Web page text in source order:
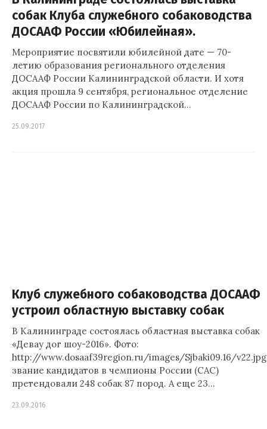
собак Клуба служебного собаководства
ДОСААФ России «Юбилейная».
Мероприятие посвятили юбилейной дате — 70-
летию образования регионального отделения
ДОСААФ России Калининградской области. И хотя
акция прошла 9 сентября, региональное отделение
ДОСААФ России по Калининградской…
25.09.2017
Клуб служебного собаководства ДОСААФ
устроил областную выставку собак
В Калининграде состоялась областная выставка собак
«Девау дог шоу-2016». Фото:
http://www.dosaaf39region.ru/images/Sjbaki09.16/
звание кандидатов в чемпионы России (САС)
претендовали 248 собак 87 пород. А еще 23…
23.09.2016